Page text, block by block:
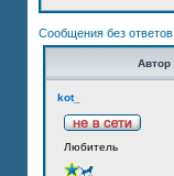
Сообщения без ответов
Автор
kot_
Любитель